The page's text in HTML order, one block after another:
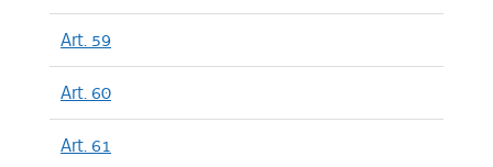
Art. 59
Art. 60
Art. 61